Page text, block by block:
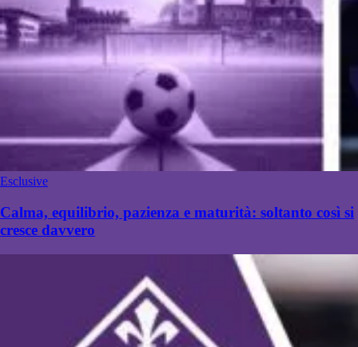
Esclusive
Calma, equilibrio, pazienza e maturità: soltanto così si
cresce davvero